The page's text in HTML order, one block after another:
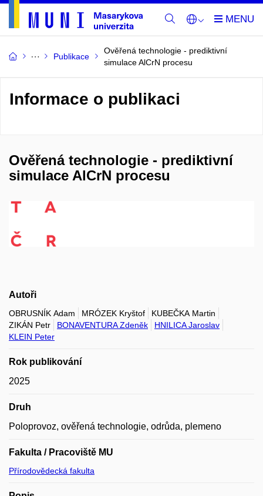
Publikace
Ověřená technologie - prediktivní
simulace AlCrN procesu
Informace o publikaci
Ověřená technologie - prediktivní
simulace AlCrN procesu
Autoři
OBRUSNÍK Adam MRÓZEK Kryštof
KUBEČKA Martin
ZIKÁN Petr
BONAVENTURA Zdeněk
HNILICA Jaroslav
KLEIN Peter
Rok publikování
2025
Druh
Poloprovoz, ověřená technologie, odrůda, plemeno
Fakulta / Pracoviště MU
Přírodovědecká fakulta